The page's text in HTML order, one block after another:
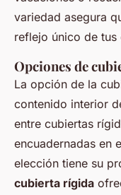
variedad asegura
reflejo único de tus
Opciones de
La opción de la
contenido interior
entre cubiertas
encuadernadas en
elección tiene su
cubierta rígida